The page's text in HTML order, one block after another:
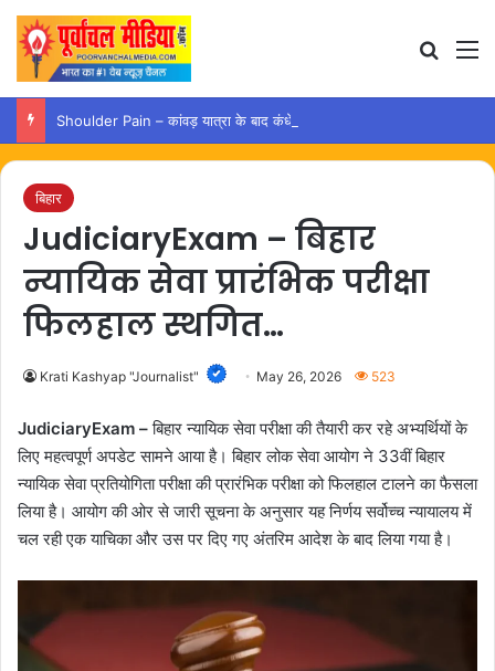
बिहार
JudiciaryExam – बिहार
न्यायिक सेवा प्रारंभिक परीक्षा
फिलहाल स्थगित…
Krati Kashyap "Journalist" May 26, 2026 523
JudiciaryExam –बिहार न्यायिक सेवा परीक्षा की तैयारी कर रहे अभ्यर्थियों के
लिए महत्वपूर्ण अपडेट सामने आया है। बिहार लोक सेवा आयोग ने 33वीं बिहार
न्यायिक सेवा प्रतियोगिता परीक्षा की प्रारंभिक परीक्षा को फिलहाल टालने का फैसला
लिया है। आयोग की ओर से जारी सूचना के अनुसार यह निर्णय सर्वोच्च न्यायालय में
चल रही एक याचिका और उस पर दिए गए अंतरिम आदेश के बाद लिया गया है।